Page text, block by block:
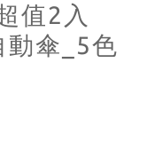
值2入
動傘_5色